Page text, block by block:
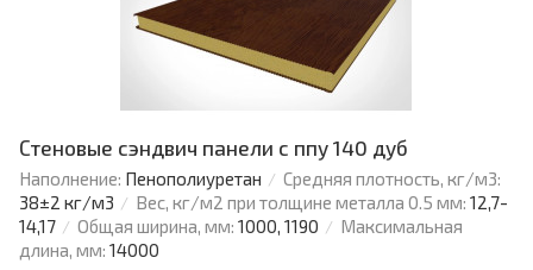
Стеновые сэндвич панели с ппу 140 дуб
Наполнение: Пенополиуретан
Средняя плотность, кг/м3:
38±2 кг/м3
Вес, кг/м2 при толщине металла 0.5 мм: 12,7-
14,17
Общая ширина, мм: 1000, 1190
Максимальная
длина, мм: 14000